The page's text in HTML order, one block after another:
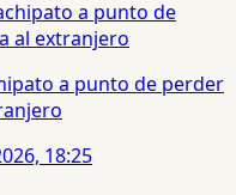
a punto de perder
18:25